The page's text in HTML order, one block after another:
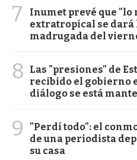
7
Inumet prevé que "lo
extratropical se dará
madrugada del
8
Las "presiones" de
recibido el gobierno
diálogo se está
9
"Perdí todo": el
de una periodista
su casa